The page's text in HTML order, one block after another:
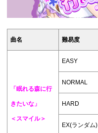
曲名 難易度
「眠れる森に行
きたいな 」
＜スマイル＞
EASY
NORMAL
HARD
EX(ランダム)